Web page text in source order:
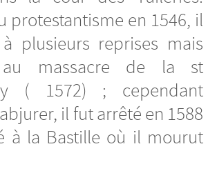
protestantisme en 1546, il
plusieurs reprises mais
au massacre de la st
( 1572) ; cependant
il fut arrêté en 1588
à la Bastille où il mourut